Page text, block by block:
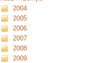
2004
2005
2006
2007
2008
2009